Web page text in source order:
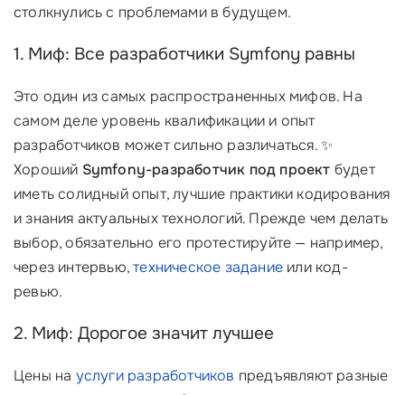
столкнулись с проблемами в будущем.
1. Миф: Все разработчики Symfony равны
Это один из самых распространенных мифов. На
самом деле уровень квалификации и опыт
разработчиков может сильно различаться. ✨
Хороший Symfony-разработчик под проект будет
иметь солидный опыт, лучшие практики кодирования
и знания актуальных технологий. Прежде чем делать
выбор, обязательно его протестируйте — например,
через интервью,техническое задание или код-
ревью.
2. Миф: Дорогое значит лучшее
Цены на услуги разработчиков предъявляют разные